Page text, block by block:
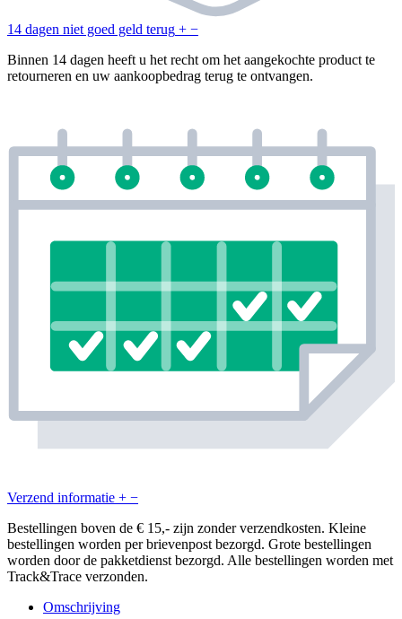
14 dagen niet goed geld terug + −
Binnen 14 dagen heeft u het recht om het aangekochte product te
retourneren en uw aankoopbedrag terug te ontvangen.
Verzend informatie + −
Bestellingen boven de € 15,- zijn zonder verzendkosten. Kleine
bestellingen worden per brievenpost bezorgd. Grote bestellingen
worden door de pakketdienst bezorgd. Alle bestellingen worden met
Track&Trace verzonden.
Omschrijving